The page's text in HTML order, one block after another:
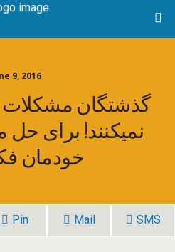
9, 2016
گذشتگان مشکلات
نمیکنند! برای حل
خودمان
Pin Mail SMS